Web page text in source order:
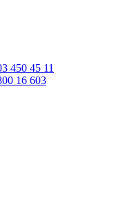
450 45 11
16 603